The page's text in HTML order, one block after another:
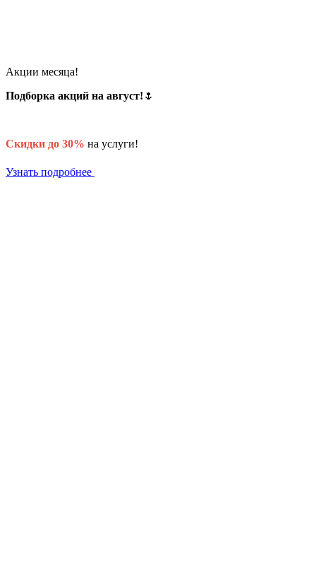
Акции месяца!
Подборка акций на август! 🌷
Скидки до 30% на услуги!
Узнать подробнее